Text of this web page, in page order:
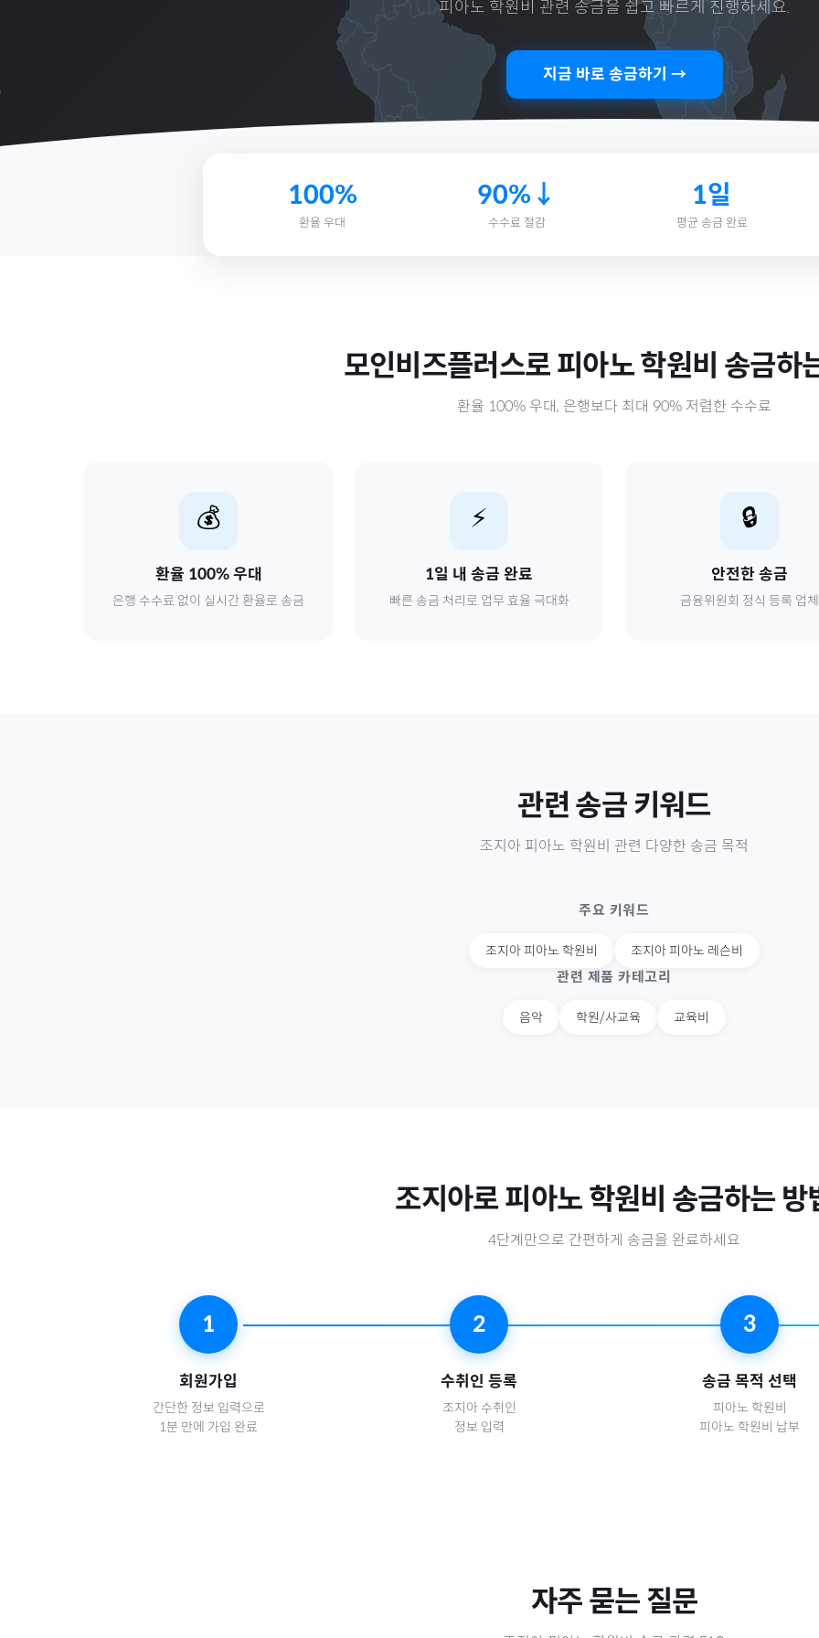
피아노 학원비 관련 송금을 쉽고 빠르게 진행하세요.
지금 바로 송금하기 →
100%
환율 우대
90%↓
수수료 절감
1일
평균 송금 완료
모인비즈플러스로 피아노 학원비 송금하
환율 100% 우대, 은행보다 최대 90% 저렴한 수수료
💰
환율 100% 우대
은행 수수료 없이 실시간 환율로 송금
⚡
1일 내 송금 완료
빠른 송금 처리로 업무 효율 극대화
🔒
안전한 송금
금융위원회 정식 등록 업체
관련 송금 키워드
조지아 피아노 학원비 관련 다양한 송금 목적
주요 키워드
조지아피아노 학원비 조지아피아노 레슨비
관련 제품 카테고리
음악 학원/사교육 교육비
조지아로 피아노 학원비 송금하는 방
4단계만으로 간편하게 송금을 완료하세요
1
회원가입
간단한 정보 입력으로
1분 만에 가입 완료
2
수취인 등록
조지아수취인
정보 입력
3
송금 목적 선택
피아노 학원비
피아노 학원비 납부
자주 묻는 질문